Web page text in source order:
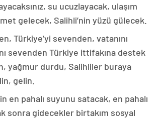
su ucuzlayacak, ulaşım
gelecek, Salihli’nin yüzü gülecek.
Türkiye’yi sevenden, vatanını
sevenden Türkiye ittifakına destek
yağmur durdu, Salihliler buraya
gelin.
en pahalı suyunu satacak, en pahalı
sonra gidecekler birtakım sosyal